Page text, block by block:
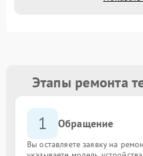
Этапы ремонта
1 Обращение
Вы оставляете заявку на